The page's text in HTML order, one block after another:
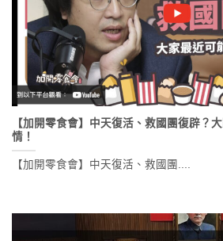
【加開零食會】中天復活、救國團復辟？
情！
【加開零食會】中天復活、救國團....